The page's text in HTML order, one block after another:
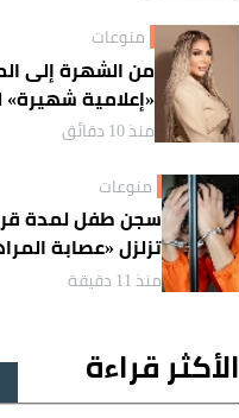
منوعات
من الشهرة إلى
«إعلامية شهيرة»
منذ 10 دقائق
منوعات
تزلزل «عصابة
منذ 11 دقيقة
الأكثر قراءة